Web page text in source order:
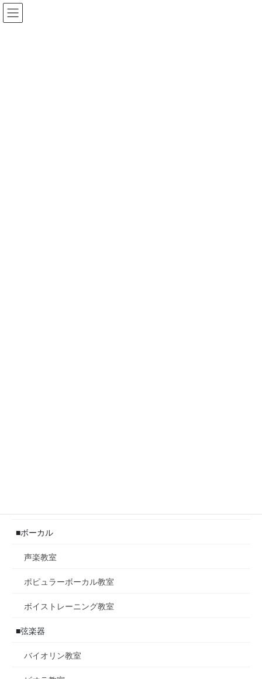
■ボーカル
声楽教室
ポピュラーボーカル教室
ボイストレーニング教室
■弦楽器
バイオリン教室